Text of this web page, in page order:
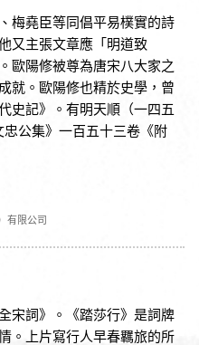
梅堯臣等同倡平易樸實的詩
又主張文章應「明道致
歐陽修被尊為唐宋八大家之
就。歐陽修也精於史學，曾
史記》。有明天順（一四五
公集》一百五十三卷《附
有限公司
宋詞》。《踏莎行》是詞牌
。上片寫行人早春羈旅的所